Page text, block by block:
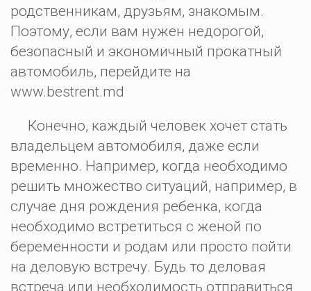
родственникам, друзьям, знакомым.
Поэтому, если вам нужен недорогой,
безопасный и экономичный прокатный
автомобиль, перейдите на
www.bestrent.md
Конечно, каждый человек хочет стать
владельцем автомобиля, даже если
временно. Например, когда необходимо
решить множество ситуаций, например, в
случае дня рождения ребенка, когда
необходимо встретиться с женой по
беременности и родам или просто пойти
на деловую встречу. Будь то деловая
встреча или необходимость отправиться